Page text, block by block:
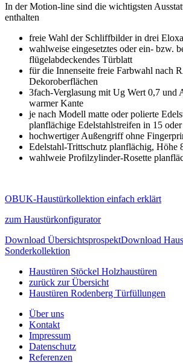
In der Motion-line sind die wichtigsten
enthalten
freie Wahl der Schliffbilder in drei
wahlweise eingesetztes oder ein- bzw.
flügelabdeckendes Türblatt
für die Innenseite freie Farbwahl nach
Dekoroberflächen
3fach-Verglasung mit Ug Wert 0,7 und
warmer Kante
je nach Modell matte oder polierte
planflächige Edelstahlstreifen in 15
hochwertiger Außengriff ohne
Edelstahl-Trittschutz planflächig, Höhe
wahlweie Profilzylinder-Rosette
OBUK-Haustürkollektion einfach erklärt
zum Haustürkonfigurator
Download ÜbersichtsprospektDownload
Sonderkollektion
Haustüren Stöckel Holzhaustüren
zurück zur Übersicht
Haustüren Rodenberg Türfüllungen
Über uns
Kontakt
Impressum
Datenschutz
Referenzen